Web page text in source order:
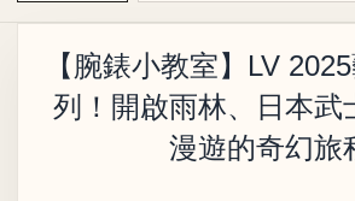
【腕錶小教室】LV
列！開啟雨林、日本武
漫遊的奇幻旅